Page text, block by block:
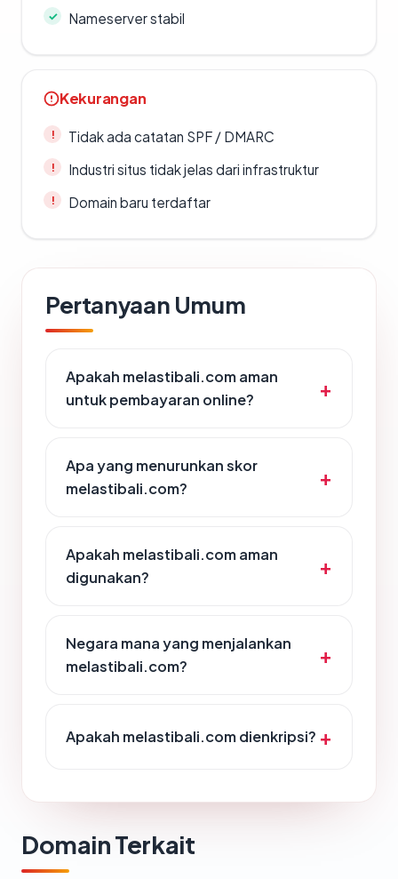
Nameserver stabil
Kekurangan
Tidak ada catatan SPF / DMARC
Industri situs tidak jelas dari infrastruktur
Domain baru terdaftar
Pertanyaan Umum
Apakah melastibali.com aman
untuk pembayaran online?
Apa yang menurunkan skor
melastibali.com?
Apakah melastibali.com aman
digunakan?
Negara mana yang menjalankan
melastibali.com?
Apakah melastibali.com dienkripsi?
Domain Terkait